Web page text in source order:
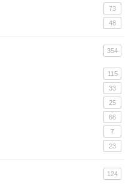
73
48
354
115
33
25
66
7
23
124